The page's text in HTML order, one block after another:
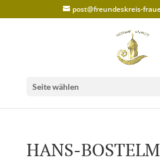
post@freundeskreis-
Seite wählen
HANS-